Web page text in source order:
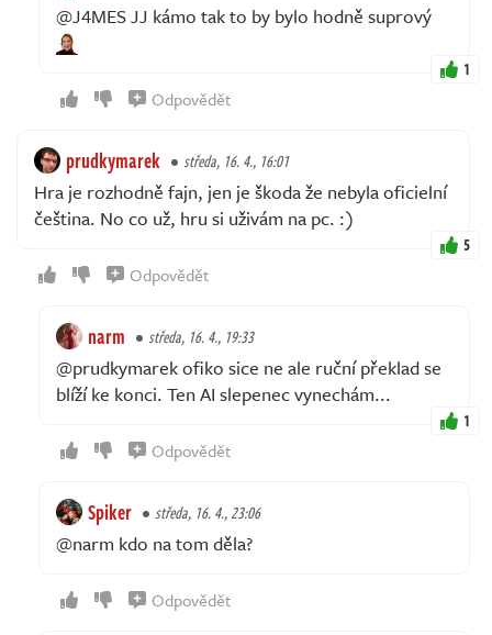
@J4MES JJ kámo tak to by bylo hodně suprový
1
Odpovědět
prudkymarek středa, 16. 4., 16:01
Hra je rozhodně fajn, jen je škoda že nebyla oficielní
čeština. No co už, hru si uživám na pc. :)
5
Odpovědět
narm středa, 16. 4., 19:33
@prudkymarek ofiko sice ne ale ruční překlad se
blíží ke konci. Ten AI slepenec vynechám...
1
Odpovědět
Spiker středa, 16. 4., 23:06
@narm kdo na tom děla?
Odpovědět